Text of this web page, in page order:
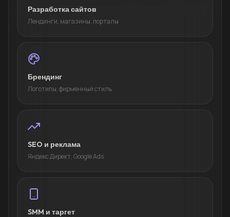
Разработка сайтов
Лендинги, магазины, порталы
Брендинг
Логотипы, фирменный стиль
SEO и реклама
Яндекс Директ, Google Ads
SMM и таргет